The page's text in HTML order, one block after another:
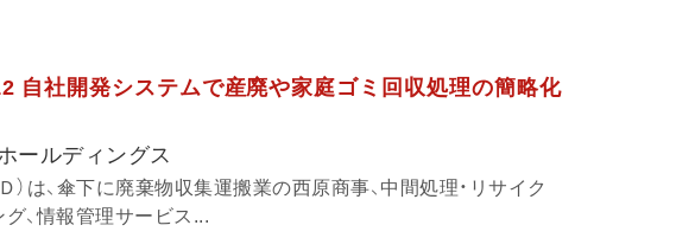
自社開発システムで産廃や家庭ゴミ回収処理の簡略化
ールディングス
は、傘下に廃棄物収集運搬業の西原商事、中間処理・リサイク
、情報管理サービス...